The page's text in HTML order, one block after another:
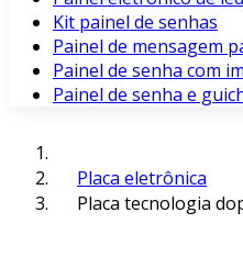
Kit painel de senhas
Painel de mensagem
Painel de senha com
Painel de senha e
Placa eletrônica
Placa tecnologia